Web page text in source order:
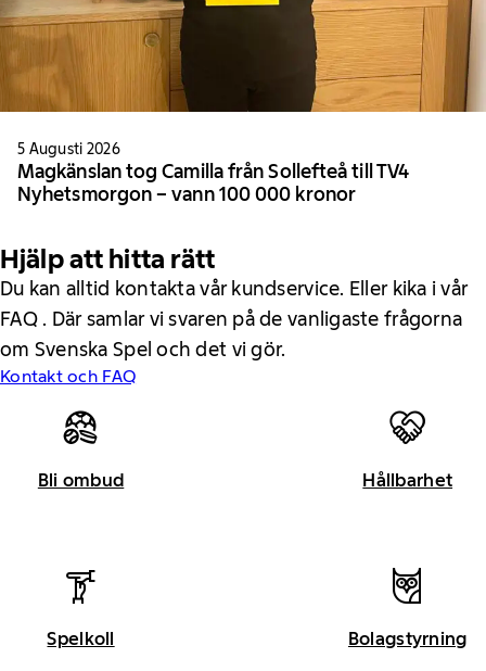
5 Augusti 2026
Magkänslan tog Camilla från Sollefteå till TV4
Nyhetsmorgon – vann 100 000 kronor
Hjälp att hitta rätt
Du kan alltid kontakta vår kundservice. Eller kika i vår
FAQ . Där samlar vi svaren på de vanligaste frågorna
om Svenska Spel och det vi gör.
Kontakt och FAQ
Bli ombud Hållbarhet
Spelkoll Bolagstyrning